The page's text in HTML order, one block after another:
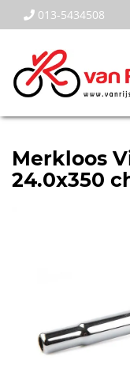
013-5434508
Merkloos
24.0x350